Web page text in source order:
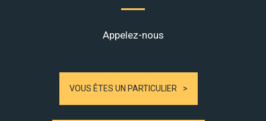
Appelez-nous
VOUS ÊTES UN PARTICULIER